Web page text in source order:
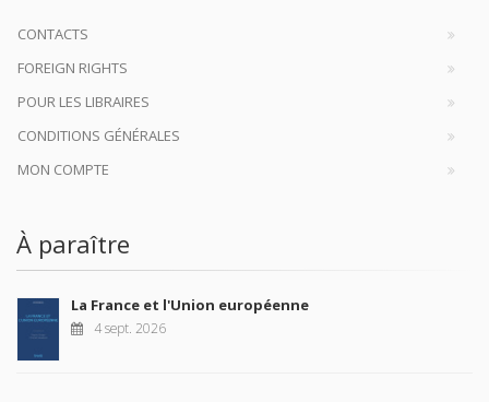
CONTACTS
FOREIGN RIGHTS
POUR LES LIBRAIRES
CONDITIONS GÉNÉRALES
MON COMPTE
À paraître
La France et l'Union européenne
4 sept. 2026